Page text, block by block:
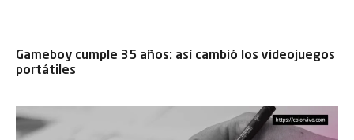
Gameboy cumple 35 años: así cambió los videojuegos
portátiles